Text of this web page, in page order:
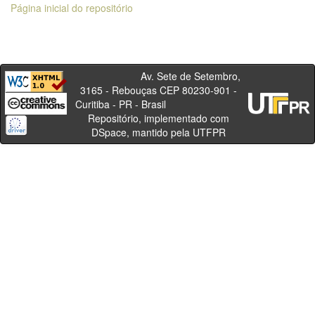
Página inicial do repositório
Av. Sete de Setembro,
3165 - Rebouças CEP 80230-901 -
Curitiba - PR - Brasil
Repositório, implementado com
DSpace, mantido pela UTFPR